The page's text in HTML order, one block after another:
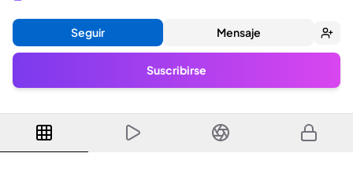
Seguir Mensaje
Suscribirse